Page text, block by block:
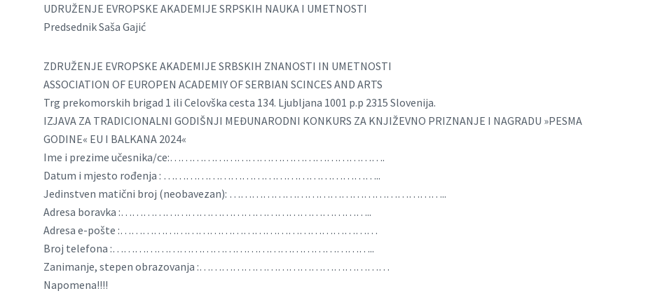
UDRUŽENJE EVROPSKE AKADEMIJE SRPSKIH NAUKA I UMETNOSTI
Predsednik Saša Gajić
ZDRUŽENJE EVROPSKE AKADEMIJE SRBSKIH ZNANOSTI IN UMETNOSTI
ASSOCIATION OF EUROPEN ACADEMIY OF SERBIAN SCINCES AND ARTS
Trg prekomorskih brigad 1 ili Celovška cesta 134. Ljubljana 1001 p.p 2315 Slovenija.
IZJAVA ZA TRADICIONALNI GODIŠNJI MEĐUNARODNI KONKURS ZA KNJIŽEVNO PRIZNANJE I NAGRADU »PESMA
GODINE« EU I BALKANA 2024«
Ime i prezime učesnika/ce:………………………………………………….
Datum i mjesto rođenja : …………………………………………………..
Jedinstven matični broj (neobavezan): …………………………………………………..
Adresa boravka :…………………………………………………………..
Adresa e-pošte :……………………………………………………………
Broj telefona :……………………………………………………………..
Zanimanje, stepen obrazovanja :……………………………………………
Napomena!!!!